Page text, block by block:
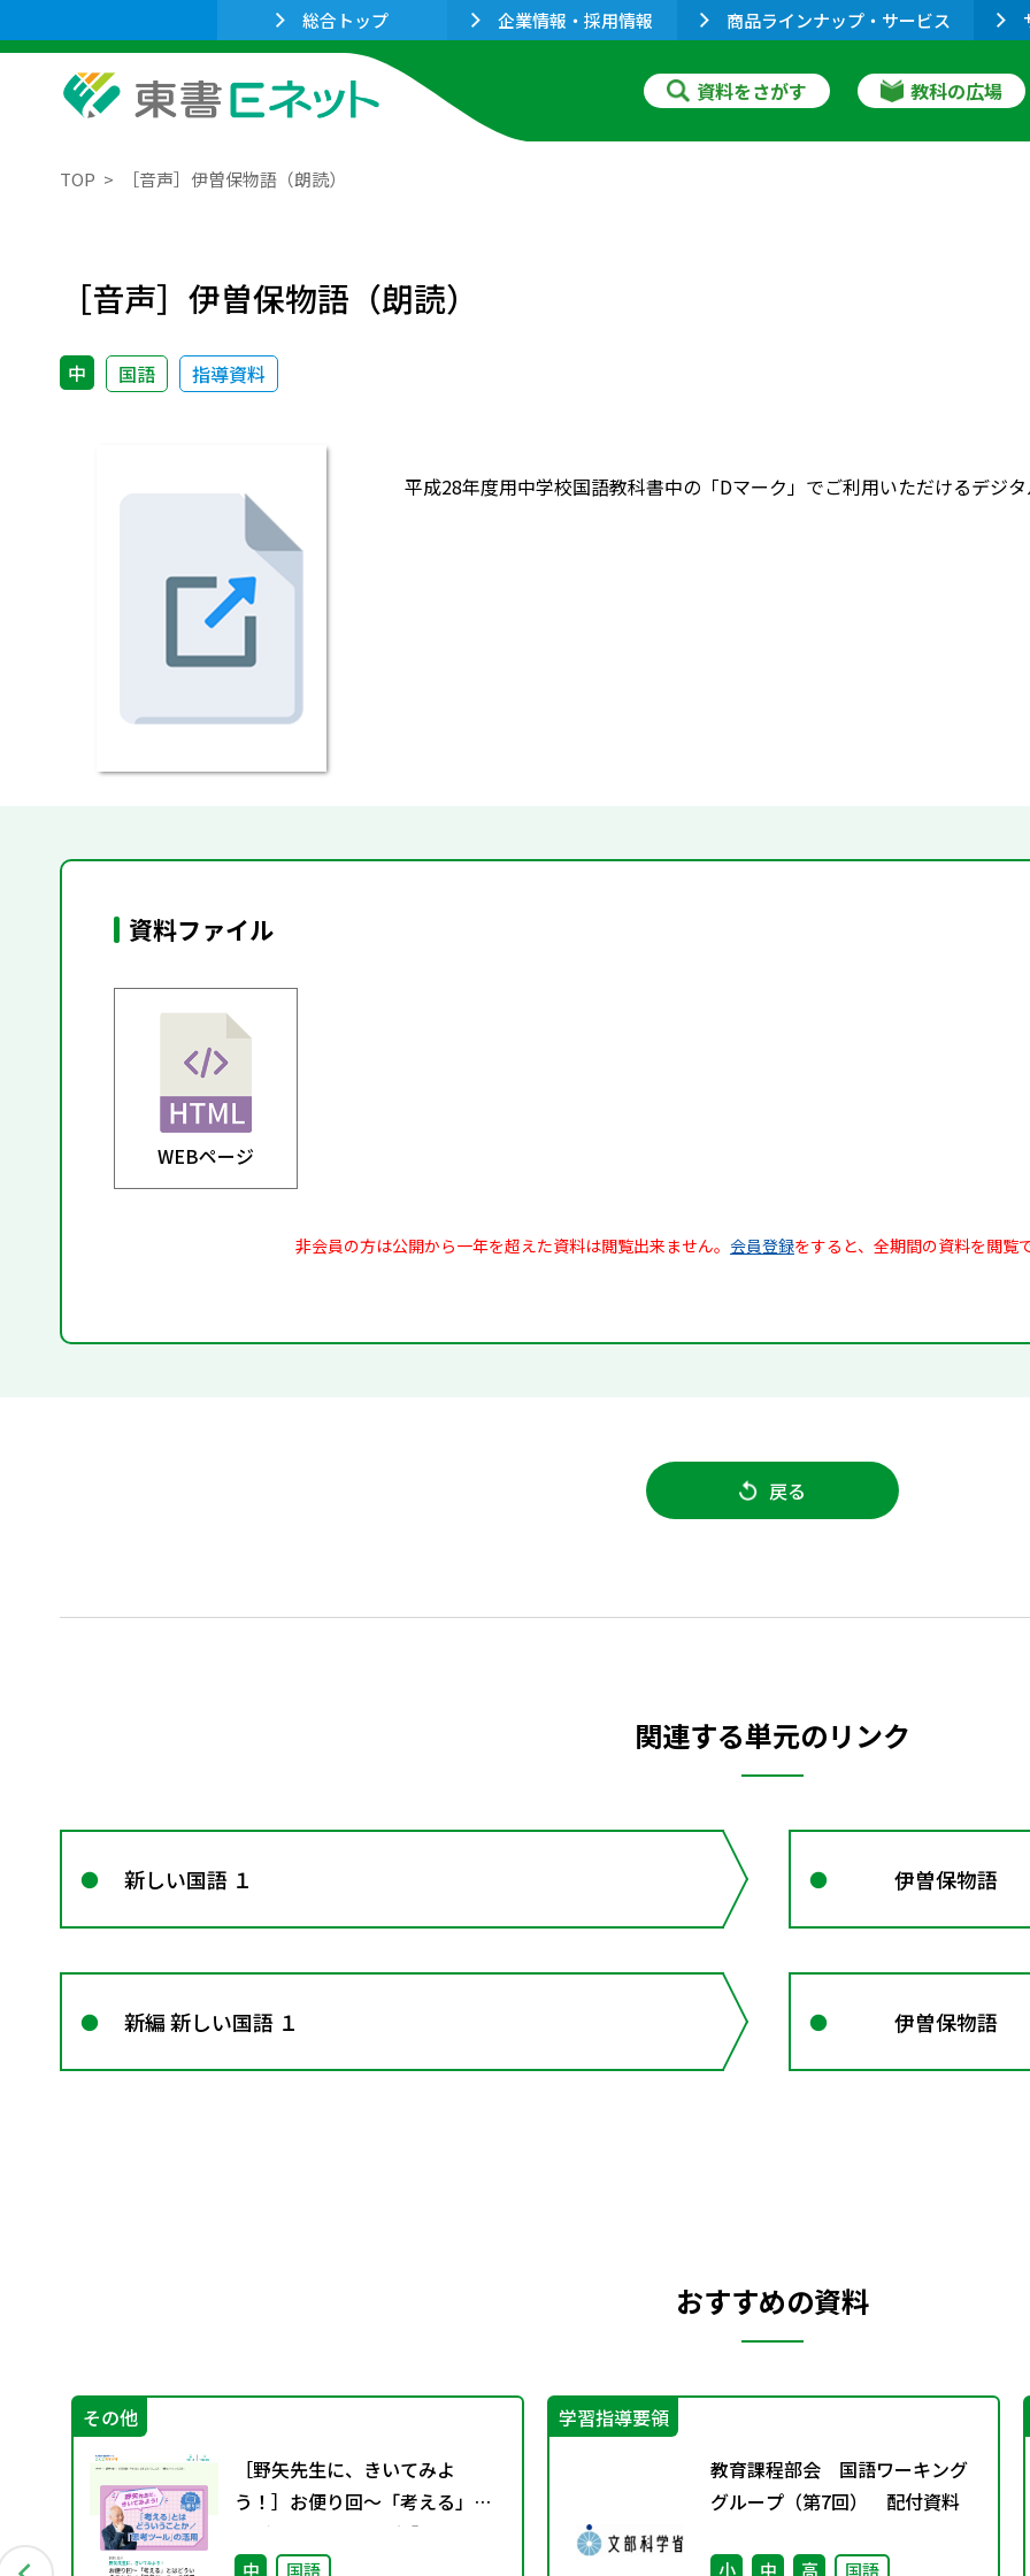
総合トップ 企業情報・採用情報 商品ラインナップ・サービス
資料をさがす 教科の広場
TOP ［音声］伊曽保物語（朗読）
［音声］伊曽保物語（朗読）
中 国語 指導資料
平成28年度用中学校国語教科書中の「Dマーク」でご利用いただけるデジタ
資料ファイル
WEBページ
非会員の方は公開から一年を超えた資料は閲覧出来ません。 会員登録をすると、全期間の資料を閲覧
戻る
関連する単元のリンク
新しい国語 １ 伊曽保物語
新編 新しい国語 １ 伊曽保物語
おすすめの資料
その他
［野矢先生に、きいてみよ
う！］お便り回～「考える」と
はどういうことか／「思考ツー
ル」の活用～
中 国語
学習指導要領
教育課程部会 国語ワーキング
グループ（第7回） 配付資料
小 中 高 国語